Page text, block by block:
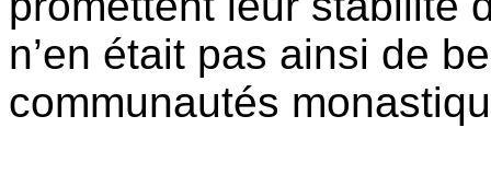
n’en était pas ainsi de
communautés